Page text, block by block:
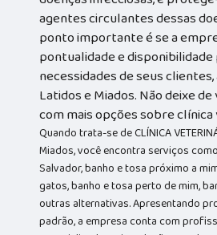
agentes circulantes dessas
ponto importante é se a
pontualidade e
necessidades de seus clientes,
Latidos e Miados. Não deixe
com mais opções sobre
Quando trata-se de CLÍNICA
Miados, você encontra serviços
Salvador, banho e tosa próximo a
gatos, banho e tosa perto de mim,
outras alternativas. Apresentando
padrão, a empresa conta com